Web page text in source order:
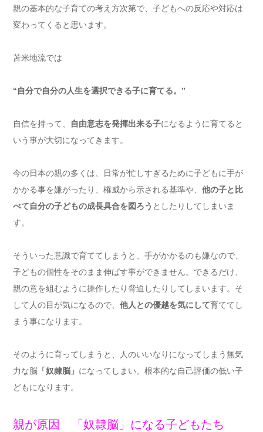
親の基本的な子育ての考え方次第で、子どもへの反応や対応は
変わってくると思います。
苫米地流では
“自分で自分の人生を選択できる子に育てる。”
自信を持って、 自由意志を発揮出来る子になるように育てると
いう事が大切になってきます。
今の日本の親の多くは、日常が忙しすぎるために子どもに手が
かかる事を嫌がったり、権威から示される基準や、 他の子と比
べて自分の子どもの成長具合を図ろう としたりしてしまいま
す。
そういった意識で育ててしまうと、手がかかるのも嫌なので、
子どもの個性をそのまま伸ばす事ができません。できるだけ、
親の意を組むように操作したり脅迫したりしてしまいます。そ
して人の目が気になるので、 他人との優越を気にして育ててし
まう事になります。
そのように育ってしまうと、人のいいなりになってしまう無気
力な脳 「奴隷脳」 になってしまい。根本的な自己評価の低い子
どもになります。
親が原因 「奴隷脳」になる子どもたち